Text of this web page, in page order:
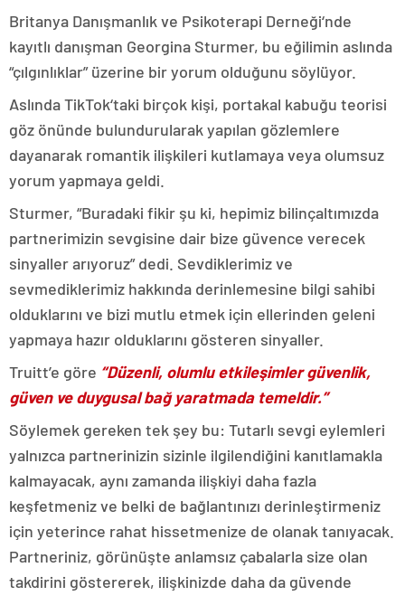
Britanya Danışmanlık ve Psikoterapi Derneği‘nde
kayıtlı danışman Georgina Sturmer, bu eğilimin aslında
“çılgınlıklar” üzerine bir yorum olduğunu söylüyor.
Aslında TikTok‘taki birçok kişi, portakal kabuğu teorisi
göz önünde bulundurularak yapılan gözlemlere
dayanarak romantik ilişkileri kutlamaya veya olumsuz
yorum yapmaya geldi.
Sturmer, “Buradaki fikir şu ki, hepimiz bilinçaltımızda
partnerimizin sevgisine dair bize güvence verecek
sinyaller arıyoruz” dedi. Sevdiklerimiz ve
sevmediklerimiz hakkında derinlemesine bilgi sahibi
olduklarını ve bizi mutlu etmek için ellerinden geleni
yapmaya hazır olduklarını gösteren sinyaller.
Truitt’e göre “Düzenli, olumlu etkileşimler güvenlik,
güven ve duygusal bağ yaratmada temeldir.”
Söylemek gereken tek şey bu: Tutarlı sevgi eylemleri
yalnızca partnerinizin sizinle ilgilendiğini kanıtlamakla
kalmayacak, aynı zamanda ilişkiyi daha fazla
keşfetmeniz ve belki de bağlantınızı derinleştirmeniz
için yeterince rahat hissetmenize de olanak tanıyacak.
Partneriniz, görünüşte anlamsız çabalarla size olan
takdirini göstererek, ilişkinizde daha da güvende